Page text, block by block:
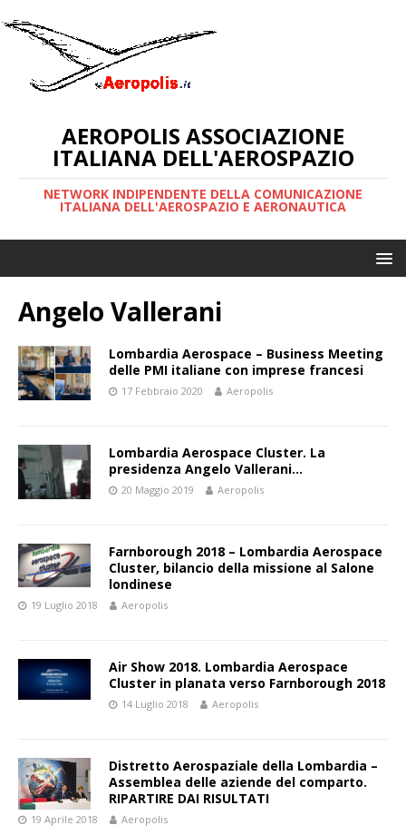
AEROPOLIS ASSOCIAZIONE
ITALIANA DELL'AEROSPAZIO
NETWORK INDIPENDENTE DELLA COMUNICAZIONE
ITALIANA DELL'AEROSPAZIO E AERONAUTICA
Angelo Vallerani
Lombardia Aerospace – Business Meeting
delle PMI italiane con imprese francesi
17 Febbraio 2020 Aeropolis
Lombardia Aerospace Cluster. La
presidenza Angelo Vallerani…
20 Maggio 2019 Aeropolis
Farnborough 2018 – Lombardia Aerospace
Cluster, bilancio della missione al Salone
londinese
19 Luglio 2018 Aeropolis
Air Show 2018. Lombardia Aerospace
Cluster in planata verso Farnborough 2018
14 Luglio 2018 Aeropolis
Distretto Aerospaziale della Lombardia –
Assemblea delle aziende del comparto.
RIPARTIRE DAI RISULTATI
19 Aprile 2018 Aeropolis